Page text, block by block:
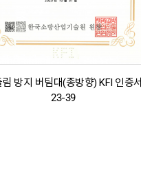
방지 버팀대(종방향) KFI 인증서
23-39